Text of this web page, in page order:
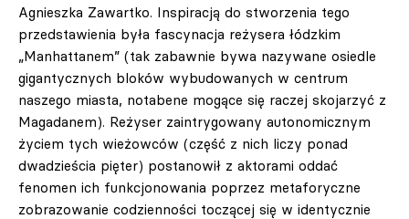
Agnieszka Zawartko. Inspiracją do stworzenia tego
przedstawienia była fascynacja reżysera łódzkim
„Manhattanem” (tak zabawnie bywa nazywane osiedle
gigantycznych bloków wybudowanych w centrum
naszego miasta, notabene mogące się raczej skojarzyć z
Magadanem). Reżyser zaintrygowany autonomicznym
życiem tych wieżowców (część z nich liczy ponad
dwadzieścia pięter) postanowił z aktorami oddać
fenomen ich funkcjonowania poprzez metaforyczne
zobrazowanie codzienności toczącej się w identycznie